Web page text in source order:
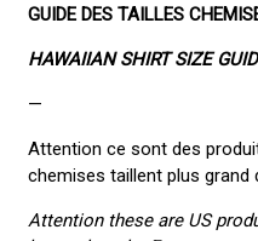
GUIDE DES TAILLES
HAWAIIAN SHIRT SIZE
—
Attention ce sont des
chemises taillent plus grand
Attention these are US